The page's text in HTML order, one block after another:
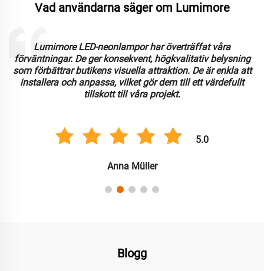
Vad användarna säger om Lumimore
Lumimore LED-neonlampor har överträffat våra
förväntningar. De ger konsekvent, högkvalitativ belysning
som förbättrar butikens visuella attraktion. De är enkla att
installera och anpassa, vilket gör dem till ett värdefullt
tillskott till våra projekt.
5.0
Anna Müller
Blogg